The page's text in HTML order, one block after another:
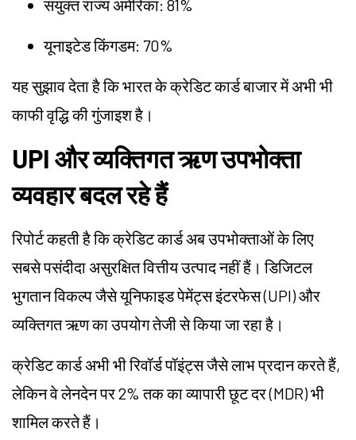
संयुक्त राज्य अमेरिका: 81%
यूनाइटेड किंगडम: 70%
यह सुझाव देता है कि भारत के क्रेडिट कार्ड बाजार में अभी भी
काफी वृद्धि की गुंजाइश है।
UPI और व्यक्तिगत ऋण उपभोक्ता
व्यवहार बदल रहे हैं
रिपोर्ट कहती है कि क्रेडिट कार्ड अब उपभोक्ताओं के लिए
सबसे पसंदीदा असुरक्षित वित्तीय उत्पाद नहीं हैं। डिजिटल
भुगतान विकल्प जैसे यूनिफाइड पेमेंट्स इंटरफेस (UPI) और
व्यक्तिगत ऋण का उपयोग तेजी से किया जा रहा है।
क्रेडिट कार्ड अभी भी रिवॉर्ड पॉइंट्स जैसे लाभ प्रदान करते हैं,
लेकिन वे लेनदेन पर 2% तक का व्यापारी छूट दर (MDR) भी
शामिल करते हैं।